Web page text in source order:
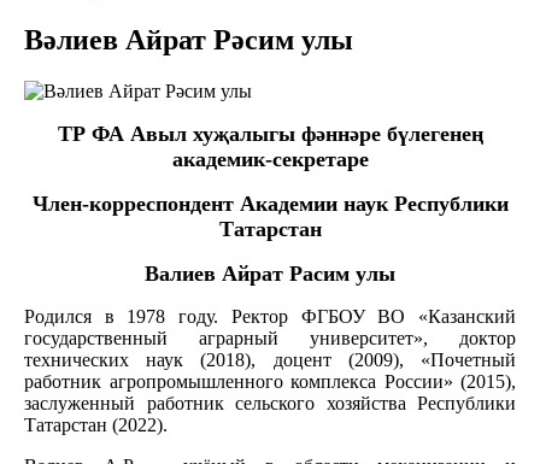
Вәлиев Айрат Рәсим улы
ТР ФА Авыл хуҗалыгы фәннәре бүлегенең
академик-секретаре
Член-корреспондент Академии наук Республики
Татарстан
Валиев Айрат Расим улы
Родился в 1978 году. Ректор ФГБОУ ВО «Казанский
государственный аграрный университет», доктор
технических наук (2018), доцент (2009), «Почетный
работник агропромышленного комплекса России» (2015),
заслуженный работник сельского хозяйства Республики
Татарстан (2022).